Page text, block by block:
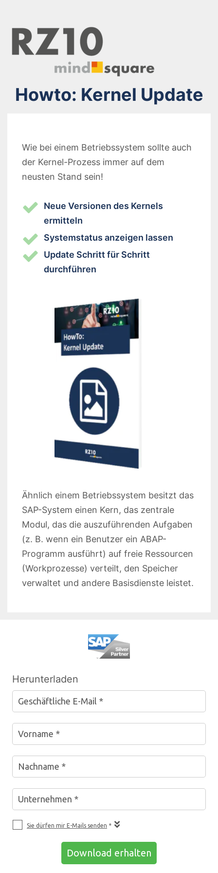
Howto: Kernel Update
Wie bei einem Betriebssystem sollte auch
der Kernel-Prozess immer auf dem
neusten Stand sein!
Neue Versionen des Kernels
ermitteln
Systemstatus anzeigen lassen
Update Schritt für Schritt
durchführen
Ähnlich einem Betriebssystem besitzt das
SAP-System einen Kern, das zentrale
Modul, das die auszuführenden Aufgaben
(z. B. wenn ein Benutzer ein ABAP-
Programm ausführt) auf freie Ressourcen
(Workprozesse) verteilt, den Speicher
verwaltet und andere Basisdienste leistet.
Herunterladen